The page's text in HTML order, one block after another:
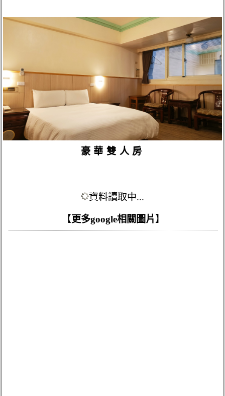
豪華雙人房
資料讀取中...
【更多google相關圖片】